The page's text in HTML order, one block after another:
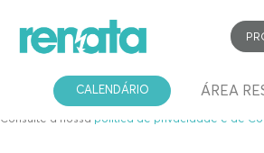
Este website utiliza cookies estritamente
a todas as funcionalidades.
Consulte a nossa política de privacidade e de
CALENDÁRIO ÁREA